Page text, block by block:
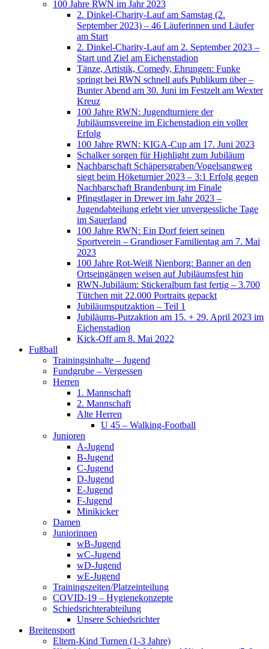
100 Jahre RWN im Jahr 2023
2. Dinkel-Charity-Lauf am Samstag (2.
September 2023) – 46 Läuferinnen und Läufer
am Start
2. Dinkel-Charity-Lauf am 2. September 2023 –
Start und Ziel am Eichenstadion
Tänze, Artistik, Comedy, Ehrungen: Funke
springt bei RWN schnell aufs Publikum über –
Bunter Abend am 30. Juni im Festzelt am Wexter
Kreuz
100 Jahre RWN: Jugendturniere der
Jubiläumsvereine im Eichenstadion ein voller
Erfolg
100 Jahre RWN: KIGA-Cup am 17. Juni 2023
Schalker sorgen für Highlight zum Jubiläum
Nachbarschaft Schäpersgraben/Vogelsangweg
siegt beim Höketurnier 2023 – 3:1 Erfolg gegen
Nachbarschaft Brandenburg im Finale
Pfingstlager in Drewer im Jahr 2023 –
Jugendabteilung erlebt vier unvergessliche Tage
im Sauerland
100 Jahre RWN: Ein Dorf feiert seinen
Sportverein – Grandioser Familientag am 7. Mai
2023
100 Jahre Rot-Weiß Nienborg: Banner an den
Ortseingängen weisen auf Jubiläumsfest hin
RWN-Jubiläum: Stickeralbum fast fertig – 3.700
Tütchen mit 22.000 Portraits gepackt
Jubiläumsputzaktion – Teil 1
Jubiläums-Putzaktion am 15. + 29. April 2023 im
Eichenstadion
Kick-Off am 8. Mai 2022
Fußball
Trainingsinhalte – Jugend
Fundgrube – Vergessen
Herren
1. Mannschaft
2. Mannschaft
Alte Herren
U 45 – Walking-Football
Junioren
A-Jugend
B-Jugend
C-Jugend
D-Jugend
E-Jugend
F-Jugend
Minikicker
Damen
Juniorinnen
wB-Jugend
wC-Jugend
wD-Jugend
wE-Jugend
Trainingszeiten/Platzeinteilung
COVID-19 – Hygienekonzepte
Schiedsrichterabteilung
Unsere Schiedsrichter
Breitensport
Eltern-Kind Turnen (1-3 Jahre)